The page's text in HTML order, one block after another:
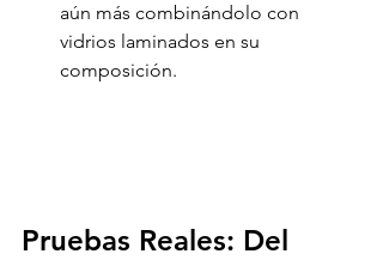
aún más combinándolo con
vidrios laminados en su
composición.
Pruebas Reales: Del